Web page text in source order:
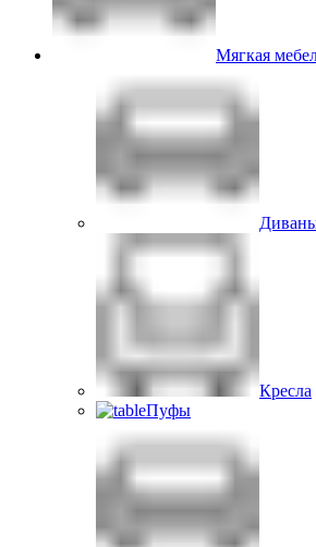
Мягкая
Кресла
Пуфы